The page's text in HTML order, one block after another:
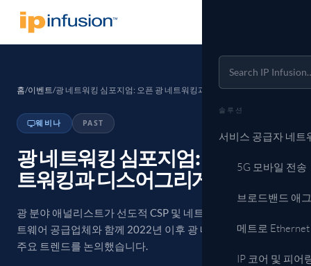
솔루션
서비스 공급자 네트
5G 모바일 전송
브로드밴드 애
메트로
IP 코어 및 피어
홈/이벤트/광 네트워킹 심포지엄: 오픈 광 네트워킹과 디스어그리게이션
웨비나 PAST
광 네트워킹 심포지엄: 오픈 광 네
트워킹과 디스어그리게이션
광 분야 애널리스트가 선도적 CSP 및 네트워크 하드웨어/소프
트웨어 공급업체와 함께 2022년 이후 광 네트워킹을 이끄는
주요 트렌드를 논의했습니다.